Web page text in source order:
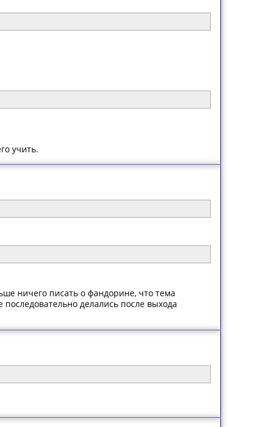
учить.
ничего писать о фандорине, что тема
делались после выхода